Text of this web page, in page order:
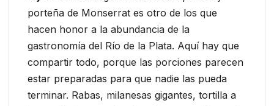
porteña de Monserrat es otro de los que
hacen honor a la abundancia de la
gastronomía del Río de la Plata. Aquí hay que
compartir todo, porque las porciones parecen
estar preparadas para que nadie las pueda
terminar. Rabas, milanesas gigantes, tortilla a